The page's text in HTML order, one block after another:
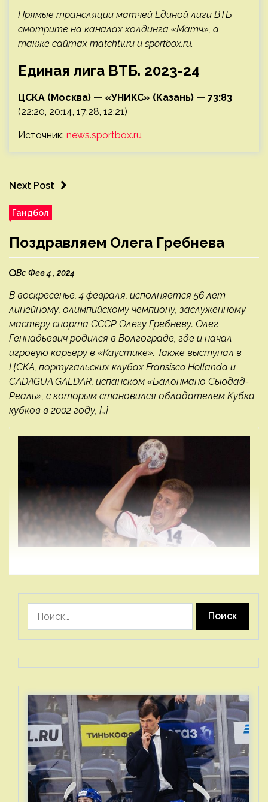
Прямые трансляции матчей Единой лиги ВТБ
смотрите на каналах холдинга «Матч», а
также сайтах matchtv.ru и sportbox.ru.
Единая лига ВТБ. 2023-24
ЦСКА (Москва) — «УНИКС» (Казань) — 73:83
(22:20, 20:14, 17:28, 12:21)
Источник: news.sportbox.ru
Next Post
Гандбол
Поздравляем Олега Гребнева
Вс Фев 4 , 2024
В воскресенье, 4 февраля, исполняется 56 лет
линейному, олимпийскому чемпиону, заслуженному
мастеру спорта СССР Олегу Гребневу. Олег
Геннадьевич родился в Волгограде, где и начал
игровую карьеру в «Каустике». Также выступал в
ЦСКА, португальских клубах Fransisco Hollanda и
CADAGUA GALDAR, испанском «Балонмано Сьюдад-
Реаль», с которым становился обладателем Кубка
кубков в 2002 году, […]